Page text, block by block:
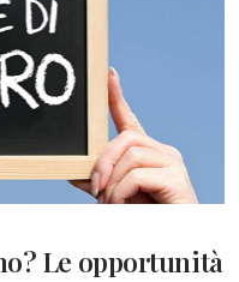
Le opportunità